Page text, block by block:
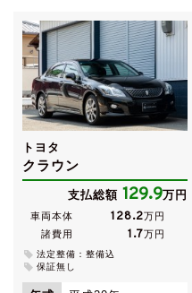
トヨタ
クラウン
支払総額 129.9万円
車両本体 128.2万円
諸費用
1.7万円
法定整備：整備込
保証無し